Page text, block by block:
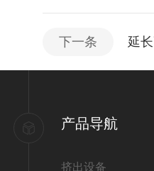
下一条 延
产品导航
挤出设备